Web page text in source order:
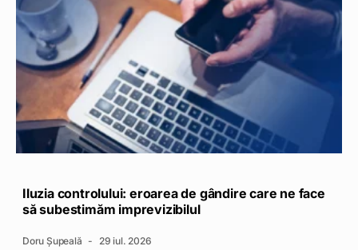
Iluzia controlului: eroarea de gândire care ne face
să subestimăm imprevizibilul
Doru Șupeală 29 iul. 2026